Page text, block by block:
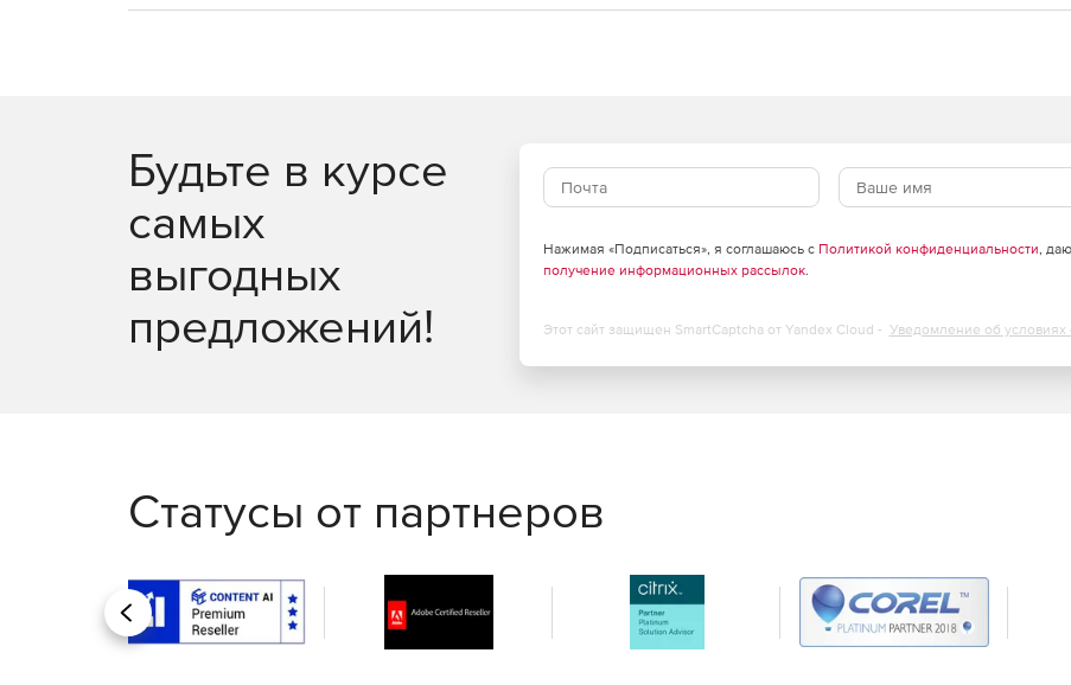
Будьте в курсе
самых
выгодных
предложений!
Нажимая «Подписаться», я соглашаюсь с Политикой конфиденциальности,
получение информационных рассылок.
Этот сайт защищен SmartCaptcha от Yandex Cloud - Уведомление об условиях
Статусы от партнеров
Назад